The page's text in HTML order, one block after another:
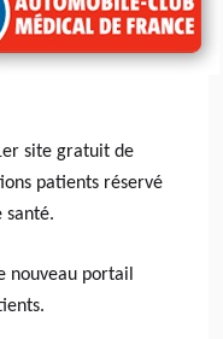
site gratuit de
patients réservé
santé.
nouveau portail